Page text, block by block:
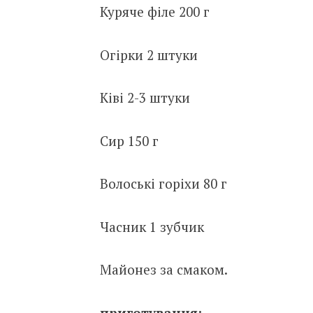
Куряче філе 200 г
Огірки 2 штуки
Ківі 2-3 штуки
Сир 150 г
Волоські горіхи 80 г
Часник 1 зубчик
Майонез за смаком.